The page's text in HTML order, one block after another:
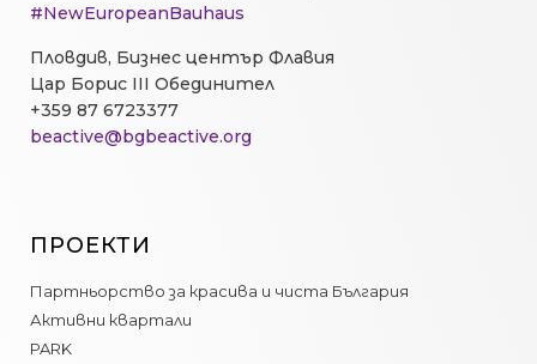
#NewEuropeanBauhaus
Пловдив, Бизнес център Флавия
Цар Борис III Обединител
+359 87 6723377
beactive@bgbeactive.org
ПРОЕКТИ
Партньорство за красива и чиста България
Активни квартали
PARK